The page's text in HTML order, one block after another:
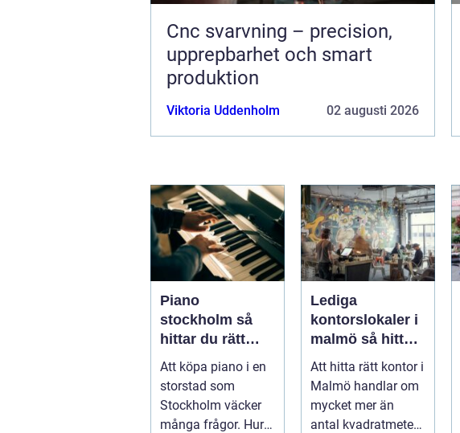
Cnc svarvning – precision,
upprepbarhet och smart
produktion
Viktoria Uddenholm 02 augusti 2026
Piano
stockholm så
hittar du rätt
instrument för
hem och scen
Att köpa piano i en
storstad som
Stockholm väcker
många frågor. Hur
Lediga
kontorslokaler i
malmö så hittar
företag rätt läge
och rätt lokal
Att hitta rätt kontor i
Malmö handlar om
mycket mer än
antal kvadratmeter